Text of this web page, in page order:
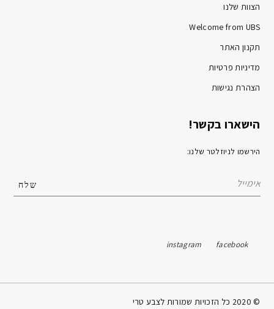
הצוות שלנו
Welcome from UBS
תקנון האתר
מדיניות פרטיות
הצהרת נגישות
הישארו בקשר!
הירשמו לניוזלטר שלנו:
facebook
instagram
© 2020 כל הזכויות שמורות לצבע טרי